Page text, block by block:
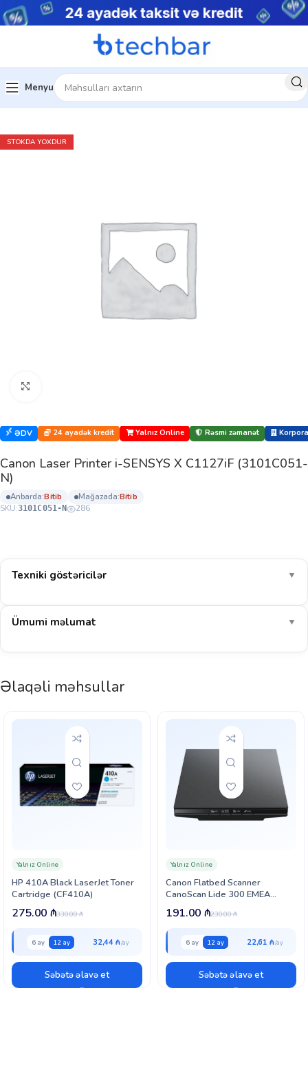
Menyu
Ev Çap avadanlıqları Printerlər
STOKDA YOXDUR
ƏDV 24 ayadək kredit Yalnız Online Rəsmi zəmanət
Canon Laser Printer i-SENSYS X C1127iF (3101C051-
N)
anbarda: bi̇ti̇b mağazada: bi̇ti̇b
SKU:3101C051-N 286
Texniki göstəricilər ▼
Ümumi məlumat ▼
Əlaqəli məhsullar
HP 410A Black LaserJet Toner
Cartridge (CF410A)
Yalnız Online
330.00₼
275.00 ₼
6 ay 12 ay 32,44 ₼
Səbətə əlavə et
Canon Flatbed Scanner
CanoScan Lide 300 EMEA
(2995C010)
Yalnız Online
230.00₼
191.00 ₼
6 ay 12 ay 22,61 ₼
Səbətə əlavə et